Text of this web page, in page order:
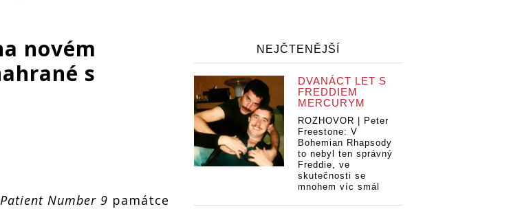
novém
s
Patient Number 9 památce
NEJČTENĚJŠÍ
DVANÁCT LET S
FREDDIEM
MERCURYM
ROZHOVOR | Peter
Freestone: V
Bohemian Rhapsody
to nebyl ten správný
Freddie, ve
skutečnosti se
mnohem víc smál